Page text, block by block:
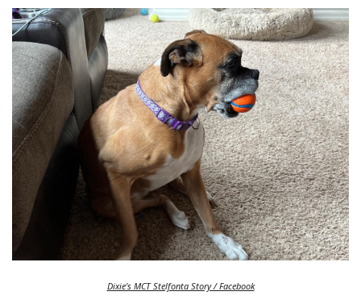
Dixie's MCT Stelfonta Story / Facebook